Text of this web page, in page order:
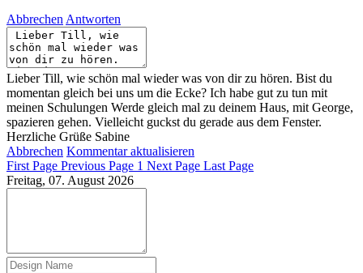
Abbrechen Antworten
Lieber Till, wie schön mal wieder was von dir zu hören. Bist du
momentan gleich bei uns um die Ecke? Ich habe gut zu tun mit
meinen Schulungen Werde gleich mal zu deinem Haus, mit George,
spazieren gehen. Vielleicht guckst du gerade aus dem Fenster.
Herzliche Grüße Sabine
Abbrechen Kommentar aktualisieren
First Page Previous Page 1 Next Page Last Page
Freitag, 07. August 2026